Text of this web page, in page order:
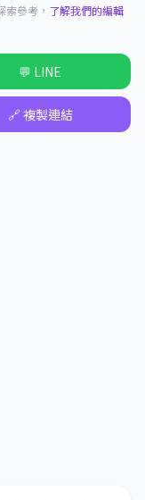
參考， 了解我們的編輯
💬 LINE
🔗 複製連結